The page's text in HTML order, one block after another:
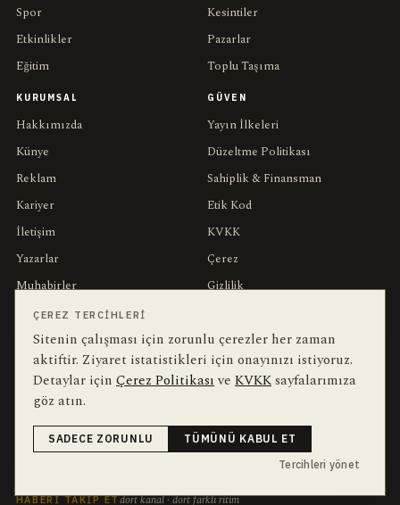
Spor
Etkinlikler
Eğitim
Kesintiler
Pazarlar
Toplu Taşıma
KURUMSAL
Hakkımızda
Künye
Reklam
Kariyer
İletişim
Yazarlar
Muhabirler
Editörler
GÜVEN
Yayın İlkeleri
Düzeltme Politikası
Sahiplik & Finansman
Etik Kod
KVKK
Çerez
Gizlilik
YEREL ARANANLARbu hafta en çok aranan
İnegöl inegol-belediyesi
futbol
İnegölspor
HABERI TAKIP ETdört kanal · dört farklı ritim
ÇEREZ TERCIHLERI
Sitenin çalışması için zorunlu çerezler her zaman
aktiftir. Ziyaret istatistikleri için onayınızı istiyoruz.
Detaylar için Çerez Politikasıve KVKKsayfalarımıza
göz atın.
SADECE ZORUNLU
TÜMÜNÜ KABUL ET
Tercihleri yönet